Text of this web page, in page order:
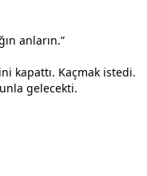
anların.”
kapattı. Kaçmak istedi.
gelecekti.